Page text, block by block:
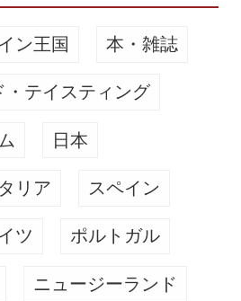
ン王国 本・雑誌
・テイスティング
日本
リア スペイン
ツ ポルトガル
ニュージーランド